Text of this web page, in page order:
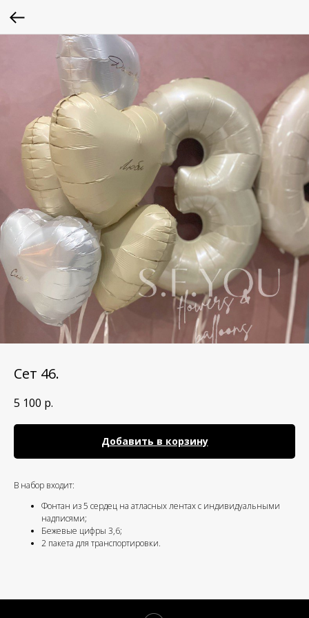
Сет 46.
5 100 р.
Добавить в корзину
В набор входит:
Фонтан из 5 сердец на атласных лентах с индивидуальными
надписями;
Бежевые цифры 3,6;
2 пакета для транспортировки.